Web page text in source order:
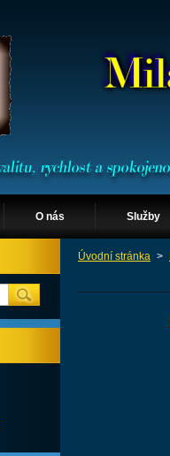
O nás Služby
Úvodní stránka >